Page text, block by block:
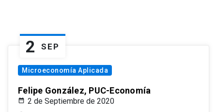
2 SEP
Microeconomía Aplicada
Felipe González, PUC-Economía
2 de Septiembre de 2020